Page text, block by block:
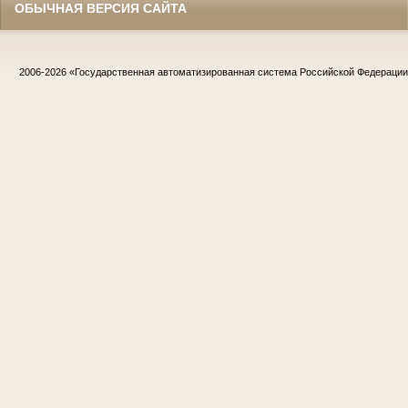
ОБЫЧНАЯ ВЕРСИЯ САЙТА
2006-2026 «Государственная автоматизированная система Российской